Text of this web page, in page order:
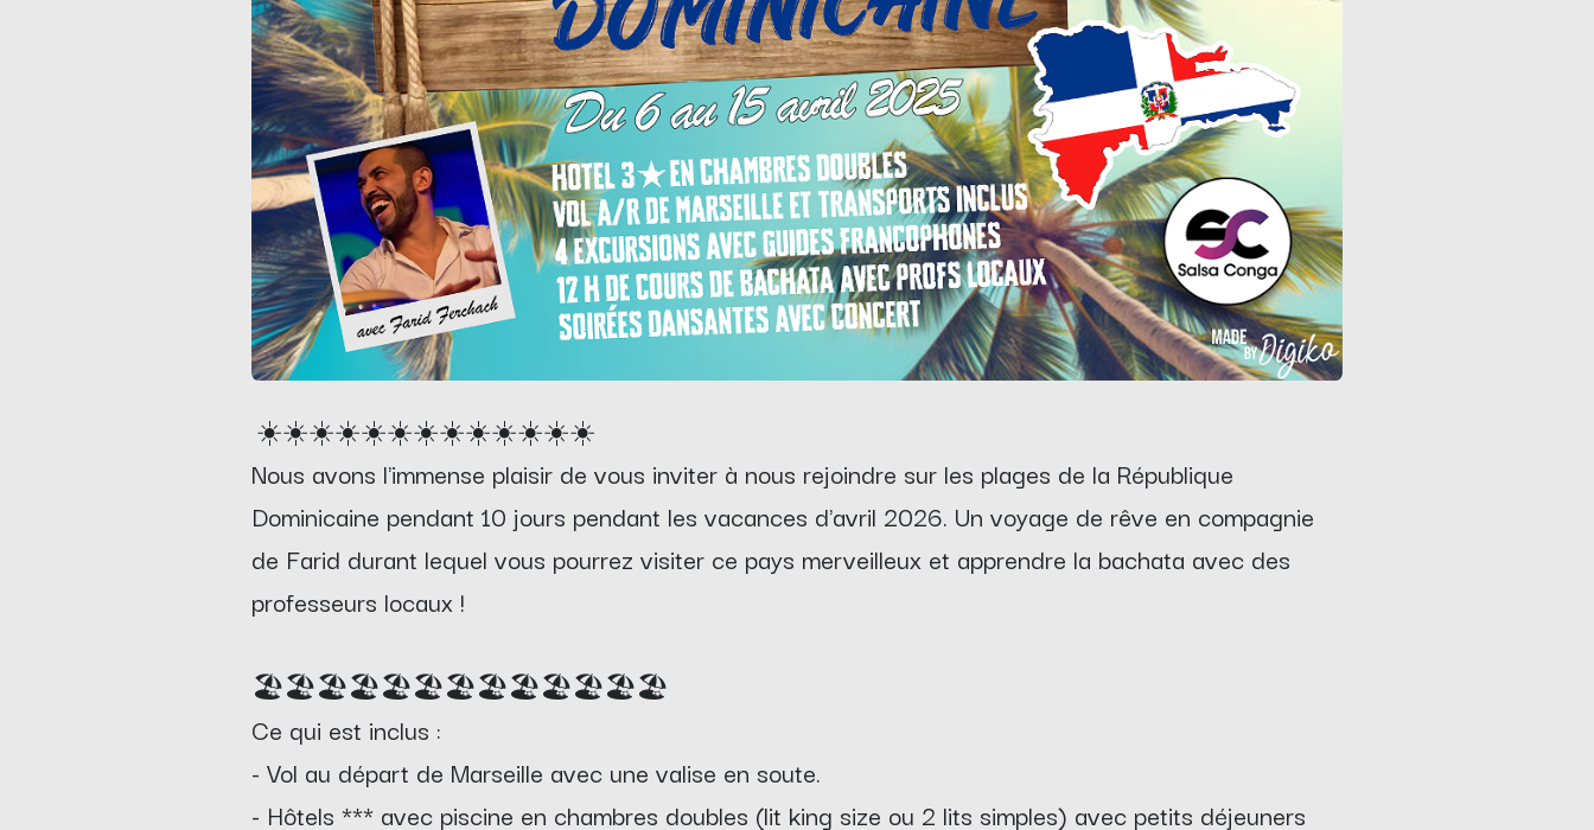
☀️☀️☀️☀️☀️☀️☀️☀️☀️☀️☀️☀️☀️
Nous avons l'immense plaisir de vous inviter à nous rejoindre sur les plages de la République
Dominicaine pendant 10 jours pendant les vacances d'avril 2026. Un voyage de rêve en compagnie
de Farid durant lequel vous pourrez visiter ce pays merveilleux et apprendre la bachata avec des
professeurs locaux !
🏖️🏖️🏖️🏖️🏖️🏖️🏖️🏖️🏖️🏖️🏖️🏖️🏖️
Ce qui est inclus :
- Vol au départ de Marseille avec une valise en soute.
- Hôtels *** avec piscine en chambres doubles (lit king size ou 2 lits simples) avec petits déjeuners